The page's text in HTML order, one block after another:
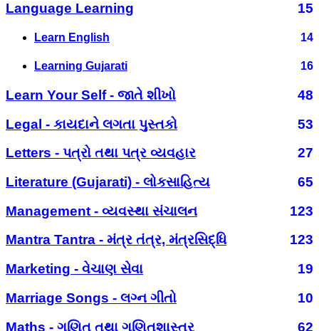
Language Learning
15
Learn English 14
Learning Gujarati 16
Learn Your Self - જાતે શીખો
48
Legal - કાયદાને લગતા પુસ્તકો
53
Letters - પત્રો તથા પત્ર વ્યવહાર
27
Literature (Gujarati) - લોકસાહિત્ય
65
Management - વ્યવસ્થા સંચાલન
123
Mantra Tantra - મંત્ર તંત્ર, મંત્રસિદ્ધિ
123
Marketing - વેચાણ સેવા
19
Marriage Songs - લગ્ન ગીતો
10
Maths - ગણિત તથા ગણિતશાસ્ત્ર
62